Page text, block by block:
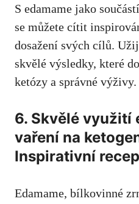
S edamame jako
se můžete⁤ cítit
dosažení svých‍ cílů.
skvělé výsledky, které
ketózy‌ a správné výživy.
6. Skvělé využití
vaření ‌na
Inspirativní
Edamame, bílkovinné